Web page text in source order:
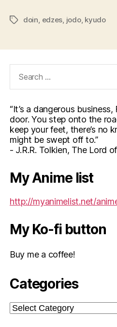
Tagsdoin edzes jodo, kyudo
“It’s a dangerous
door. You step onto the
keep your feet, there’s no
might be swept off to.”
- J.R.R. Tolkien, The Lord
My Anime list
http://myanimelist.net/
My Ko-fi button
Buy me a coffee!
Categories
Categories